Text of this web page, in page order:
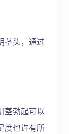
茎头，通过
茎勃起可以
度也许有所